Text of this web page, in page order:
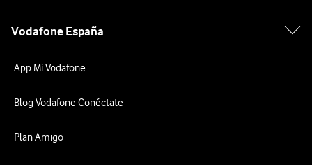
Vodafone España
App Mi Vodafone
Blog Vodafone Conéctate
Plan Amigo